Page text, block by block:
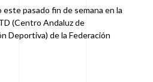
pasado fin de semana en la
(Centro Andaluz de
Deportiva) de la Federación